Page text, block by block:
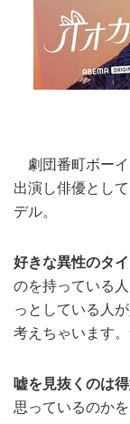
劇団番町ボー
出演し俳優とし
デル。
好きな異性のタ
のを持っている
っとしている人
考えちゃいます
嘘を見抜くのは得
思っているのか